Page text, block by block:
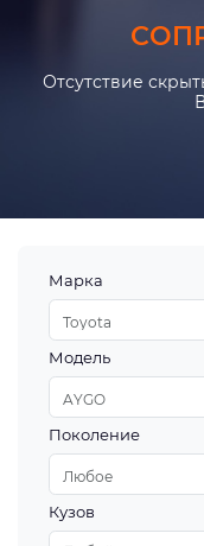
Отсутствие
Марка
Toyota
Модель
AYGO
Поколение
Любое
Кузов